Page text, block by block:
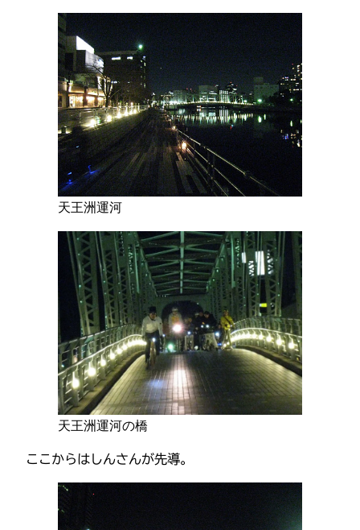
天王洲運河
天王洲運河の橋
ここからはしんさんが先導。